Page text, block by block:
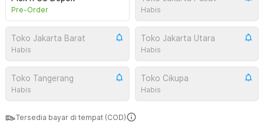
Pre-Order Habis
Toko Jakarta Barat
Habis
Toko Jakarta Utara
Habis
Toko Tangerang
Habis
Toko Cikupa
Habis
Tersedia bayar di tempat (COD)